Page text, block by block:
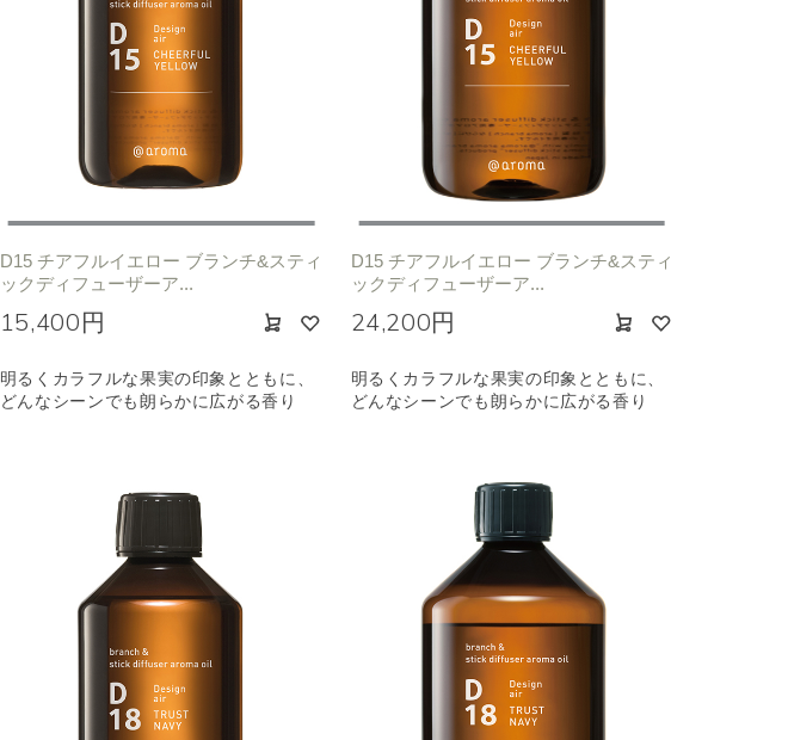
D15 チアフルイエロー ブランチ&スティ
ックディフューザーア...
15,400円
明るくカラフルな果実の印象とともに、
どんなシーンでも朗らかに広がる香り
D15 チアフルイエロー ブランチ&スティ
ックディフューザーア...
24,200円
明るくカラフルな果実の印象とともに、
どんなシーンでも朗らかに広がる香り